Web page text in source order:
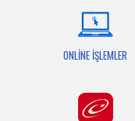
Bilgi Bankası
ONLİNE İŞLEMLER